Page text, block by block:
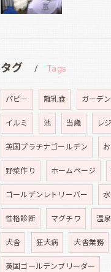
タグ Tags
パピ－ 離乳食 ガーデン
イルミ 池 当歳 レ
英国プラチナゴールデン
野菜作り ホームページ
ゴールデンレトリーバー
性格診断 マグチワ 温泉
犬舎 狂犬病 犬舎業務
英国ゴールデンブリーダー